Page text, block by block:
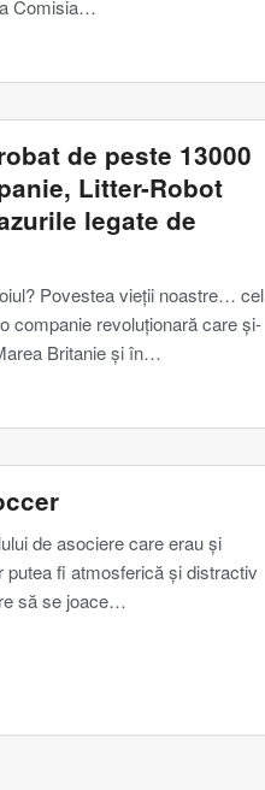
Comisia…
de peste 13000
Litter-Robot
legate de
Povestea vieții noastre… cel
companie revoluționară care și-
Britanie și în…
de asociere care erau și
putea fi atmosferică și distractiv
să se joace…